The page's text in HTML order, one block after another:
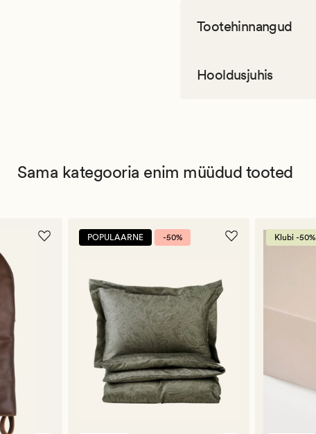
Tootehinnangud
Hooldusjuhis
Sama kategooria enim müüdud tooted
POPULAARNE -50% Klubi -50%